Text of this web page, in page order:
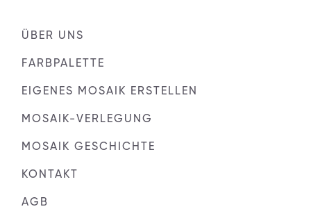
ÜBER UNS
FARBPALETTE
EIGENES MOSAIK ERSTELLEN
MOSAIK-VERLEGUNG
MOSAIK GESCHICHTE
KONTAKT
AGB